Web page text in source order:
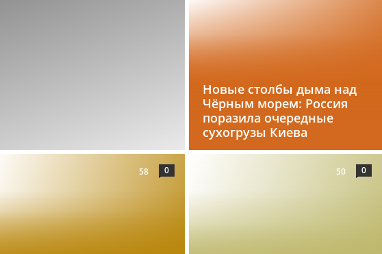
Новые столбы дыма над
Чёрным морем: Россия
поразила очередные
сухогрузы Киева
58 0 50 0